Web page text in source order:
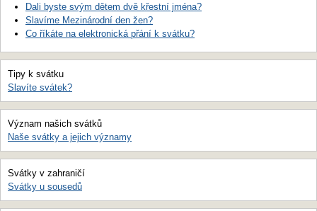
Dali byste svým dětem dvě křestní jména?
Slavíme Mezinárodní den žen?
Co říkáte na elektronická přání k svátku?
Tipy k svátku
Slavíte svátek?
Význam našich svátků
Naše svátky a jejich významy
Svátky v zahraničí
Svátky u sousedů